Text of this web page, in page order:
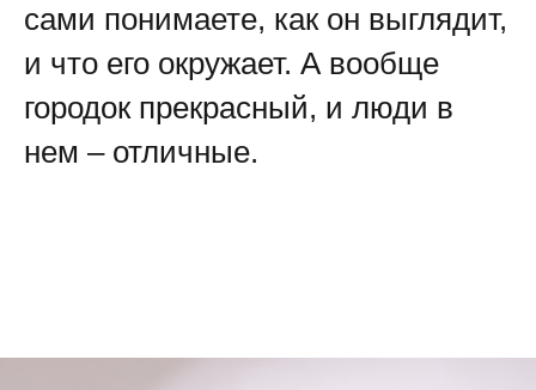
сами понимаете, как он выглядит,
и что его окружает. А вообще
городок прекрасный, и люди в
нем – отличные.